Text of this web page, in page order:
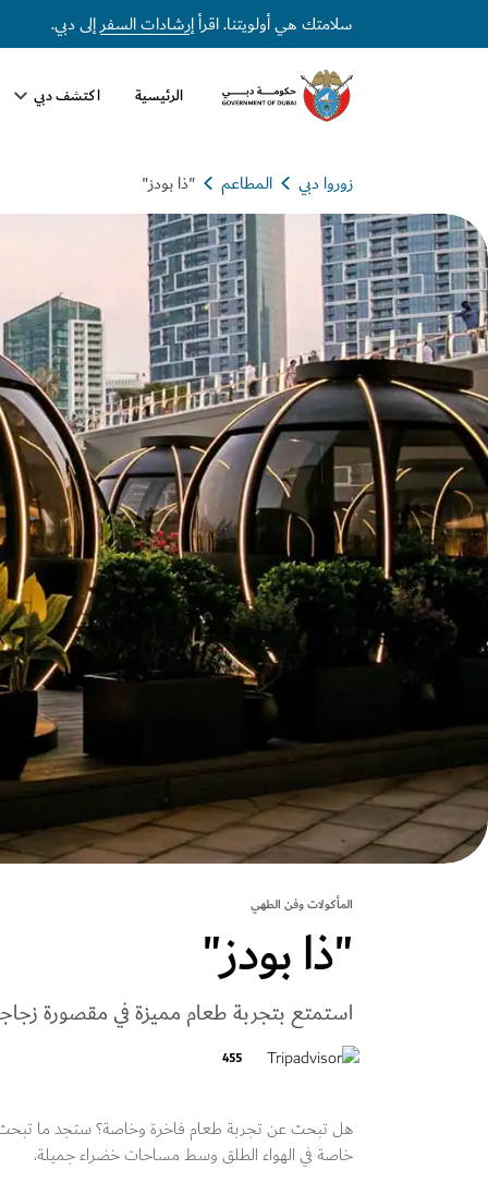
سلامتك هي أولويتنا. اقرأإرشادات السفرإلى دبي.
الرئيسية اكتشف دبي
زوروا دبي المطاعم "ذا بودز"
المأكولات وفن الطهي
"ذا بودز"
استمتع بتجربة طعام مميزة في مقصورة
455
هل تبحث عن تجربة طعام فاخرة وخاصة؟ ستجد ما
خاصة في الهواء الطلق وسط مساحات خضراء جميلة،